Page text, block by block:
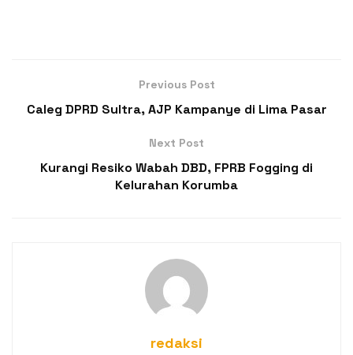
Previous Post
Caleg DPRD Sultra, AJP Kampanye di Lima Pasar
Next Post
Kurangi Resiko Wabah DBD, FPRB Fogging di
Kelurahan Korumba
redaksi